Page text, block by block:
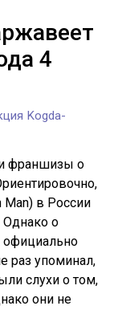
4
Kogda-
франшизы о
в России
Однако о
официально
раз упоминал,
слухи о том,
они не